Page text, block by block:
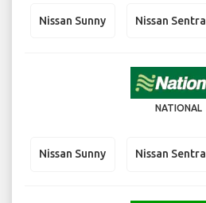
Nissan Sunny Nissan Sentra
NATIONAL
Nissan Sunny Nissan Sentra